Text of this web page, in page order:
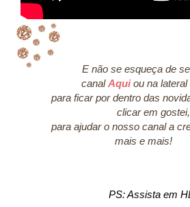
E não se esqueça de
canalAquiou na lateral
para ficar por dentro das
clicar em gostei,
para ajudar o nosso canal a
mais e mais!
PS: Assista em